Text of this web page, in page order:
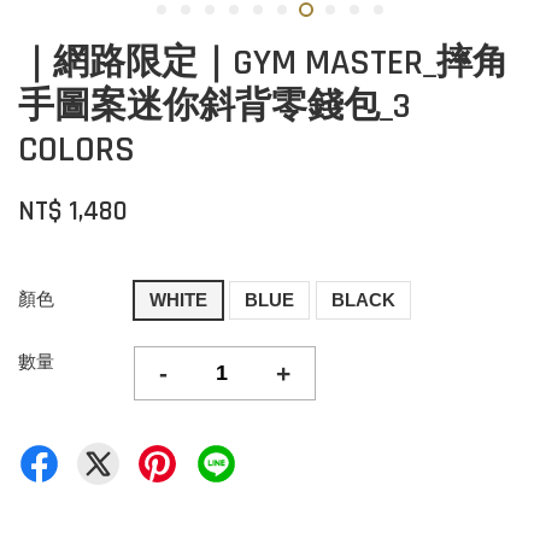
｜網路限定｜GYM MASTER_摔角
手圖案迷你斜背零錢包_3
COLORS
NT$ 1,480
顏色 WHITE BLUE BLACK
數量 - +